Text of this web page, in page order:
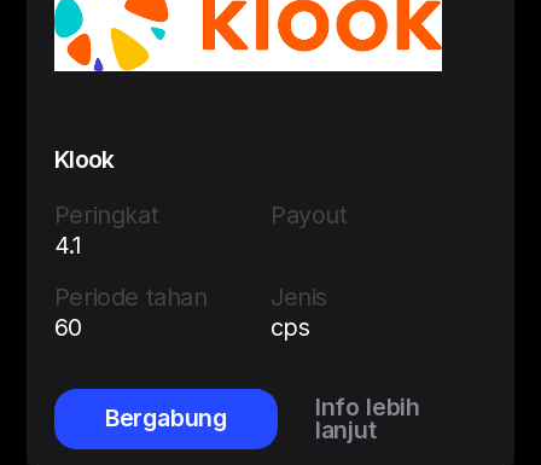
Klook
Peringkat
4.1
Payout
Periode tahan
60
Jenis
cps
Bergabung Info lebih
lanjut